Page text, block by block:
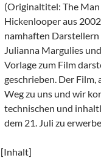
(Originaltitel: The Man
Hickenlooper aus
namhaften Darstellern
Julianna Margulies
Vorlage zum Film
geschrieben. Der Film,
Weg zu uns und wir
technischen und
dem 21. Juli zu
[Inhalt]